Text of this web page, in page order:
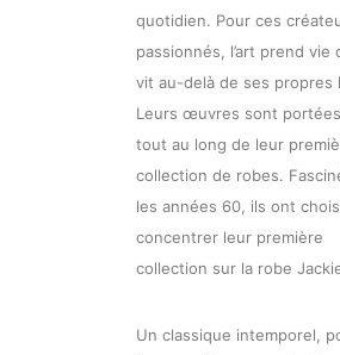
quotidien. Pour ces
passionnés, l’art prend vie
vit au-delà de ses propres
Leurs œuvres sont
tout au long de leur
collection de robes.
les années 60, ils ont
concentrer leur première
collection sur la robe
Un classique intemporel,